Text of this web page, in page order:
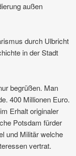
außen
durch Ulbricht
in der Stadt
begrüßen. Man
400 Millionen Euro.
Erhalt originaler
Potsdam fürder
und Militär welche
vertrat.